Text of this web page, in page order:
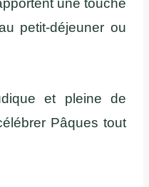
une touche
petit-déjeuner ou
et pleine de
Pâques tout